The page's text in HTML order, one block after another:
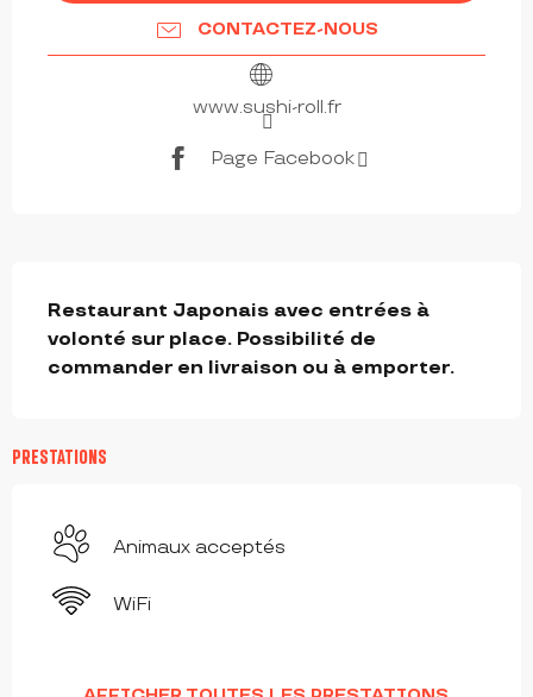
CONTACTEZ-NOUS
www.sushi-roll.fr
Page Facebook
Restaurant Japonais avec entrées à
volonté sur place. Possibilité de
commander en livraison ou à emporter.
PRESTATIONS
Animaux acceptés
WiFi